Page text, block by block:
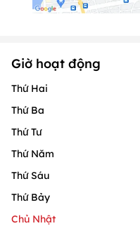
Giờ hoạt động
Thứ Hai
Thứ Ba
Thứ Tư
Thứ Năm
Thứ Sáu
Thứ Bảy
Chủ Nhật